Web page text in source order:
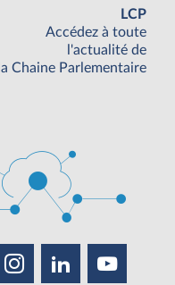
LCP
Accédez à toute
l'actualité de
la Chaine Parlementaire